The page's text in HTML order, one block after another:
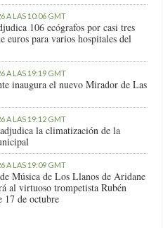
A LAS 10:06 GMT
106 ecógrafos por casi tres
euros para varios hospitales del
A LAS 19:19 GMT
inaugura el nuevo Mirador de Las
A LAS 19:12 GMT
la climatización de la
A LAS 19:09 GMT
Música de Los Llanos de Aridane
al virtuoso trompetista Rubén
17 de octubre